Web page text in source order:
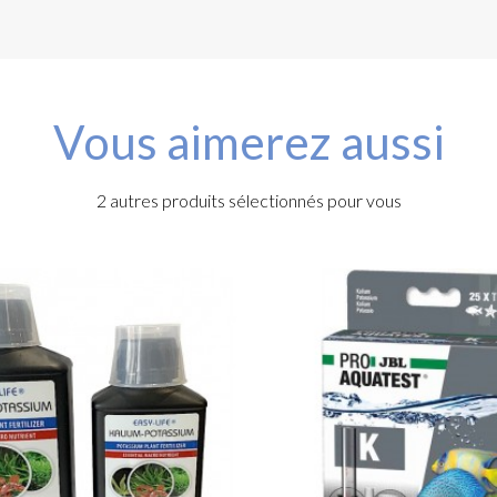
Vous aimerez aussi
2 autres produits sélectionnés pour vous